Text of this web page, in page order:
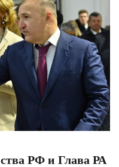
РФ и Глава РА